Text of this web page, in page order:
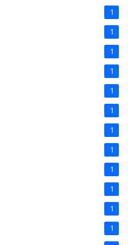
1
1
1
1
1
1
1
1
1
1
1
1